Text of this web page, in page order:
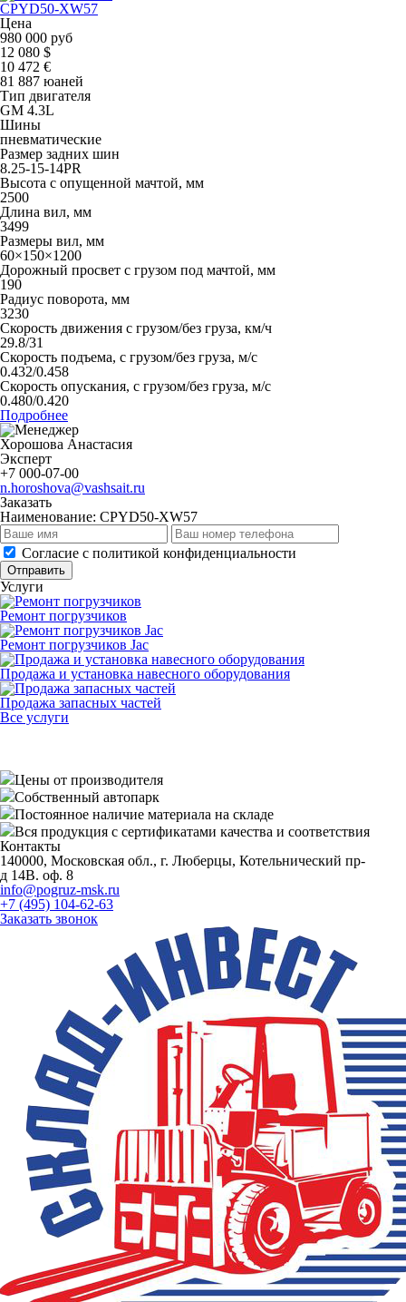
CPYD50-XW57
Цена
980 000 руб
12 080 $
10 472 €
81 887 юаней
Тип двигателя
GM 4.3L
Шины
пневматические
Размер задних шин
8.25-15-14PR
Высота с опущенной мачтой, мм
2500
Длина вил, мм
3499
Размеры вил, мм
60×150×1200
Дорожный просвет с грузом под мачтой, мм
190
Радиус поворота, мм
3230
Скорость движения с грузом/без груза, км/ч
29.8/31
Скорость подъема, с грузом/без груза, м/с
0.432/0.458
Скорость опускания, с грузом/без груза, м/с
0.480/0.420
Подробнее
Хорошова Анастасия
Эксперт
+7 000-07-00
n.horoshova@vashsait.ru
Заказать
Наименование: CPYD50-XW57
Cогласие с политикой конфиденциальности
Отправить
Услуги
Ремонт погрузчиков
Ремонт погрузчиков Jac
Продажа и установка навесного оборудования
Продажа запасных частей
Все услуги
Цены от производителя
Собственный автопарк
Постоянное наличие материала на складе
Вся продукция с сертификатами качества и соответствия
Контакты
140000, Московская обл., г. Люберцы, Котельнический пр-
д 14В. оф. 8
info@pogruz-msk.ru
+7 (495) 104-62-63
Заказать звонок